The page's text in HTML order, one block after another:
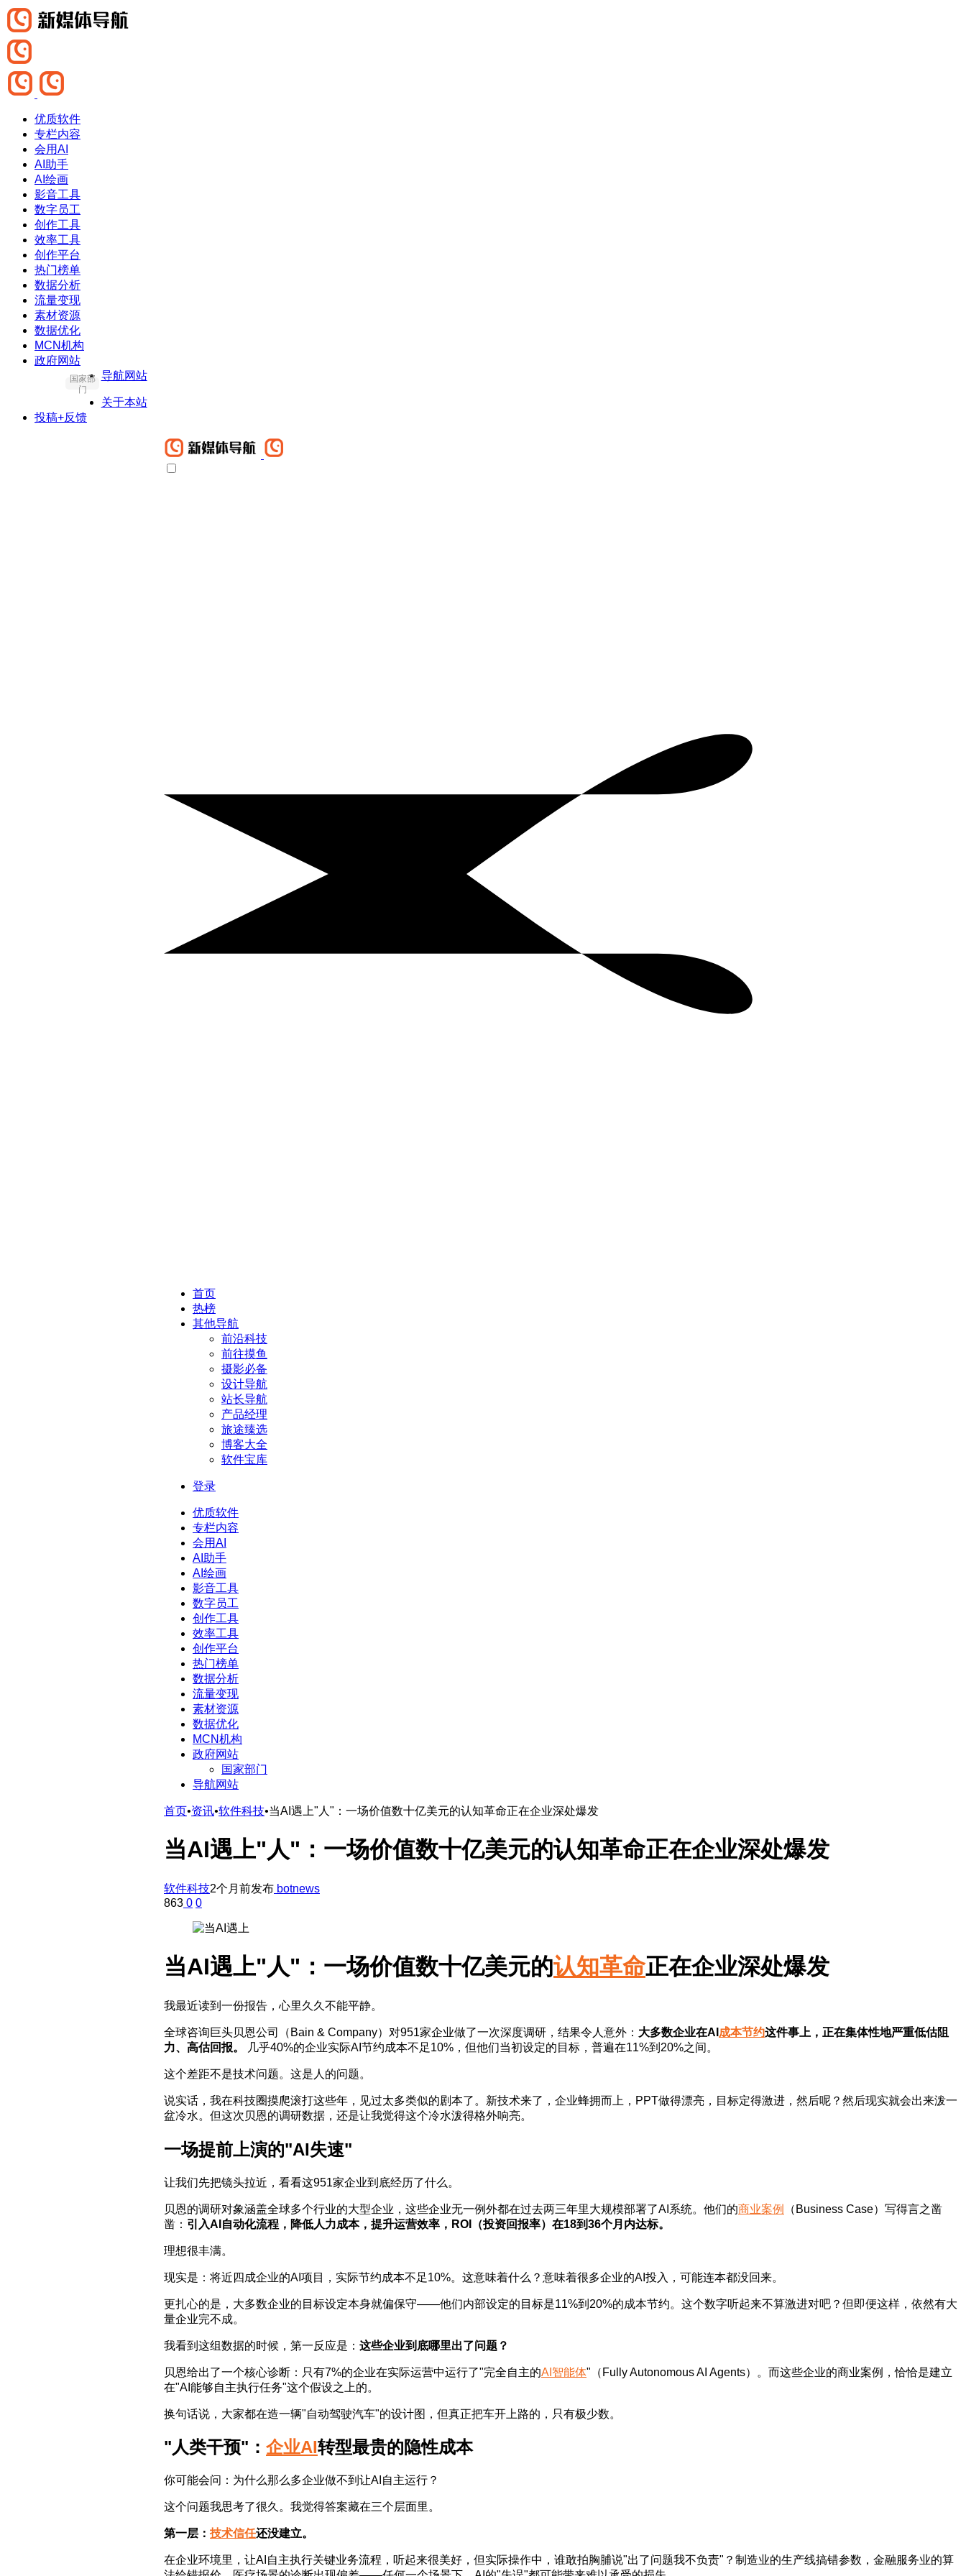
优质软件
专栏内容
会用AI
AI助手
AI绘画
影音工具
数字员工
创作工具
效率工具
创作平台
热门榜单
数据分析
流量变现
素材资源
数据优化
MCN机构
政府网站
国家部
门
导航网站
关于本站
投稿+反馈
首页
热榜
其他导航
前沿科技
前往摸鱼
摄影必备
设计导航
站长导航
产品经理
旅途臻选
博客大全
软件宝库
登录
优质软件
专栏内容
会用AI
AI助手
AI绘画
影音工具
数字员工
创作工具
效率工具
创作平台
热门榜单
数据分析
流量变现
素材资源
数据优化
MCN机构
政府网站
国家部门
导航网站
首页•资讯•软件科技•当AI遇上"人"：一场价值数十亿美元的认知革命正在企业深处爆发
当AI遇上"人"：一场价值数十亿美元的认知革命正在企业深处爆发
软件科技2个月前发布 botnews
863 0 0
当AI遇上"人"：一场价值数十亿美元的认知革命正在企业深处爆发
我最近读到一份报告，心里久久不能平静。
全球咨询巨头贝恩公司（Bain & Company）对951家企业做了一次深度调研，结果令人意外： 大多数企业在AI 成本节约这件事上，正在集体性地严重低估阻
力、高估回报。
几乎40%的企业实际AI节约成本不足10%，但他们当初设定的目标，普遍在11%到20%之间。
这个差距不是技术问题。这是人的问题。
说实话，我在科技圈摸爬滚打这些年，见过太多类似的剧本了。新技术来了，企业蜂拥而上，PPT做得漂亮，目标定得激进，然后呢？然后现实就会出来泼一
盆冷水。但这次贝恩的调研数据，还是让我觉得这个冷水泼得格外响亮。
一场提前上演的"AI失速"
让我们先把镜头拉近，看看这951家企业到底经历了什么。
贝恩的调研对象涵盖全球多个行业的大型企业，这些企业无一例外都在过去两三年里大规模部署了AI系统。他们的商业案例
（Business Case）写得言之凿
凿： 引入AI自动化流程，降低人力成本，提升运营效率，ROI（投资回报率）在18到36个月内达标。
理想很丰满。
现实是：将近四成企业的AI项目，实际节约成本不足10%。这意味着什么？意味着很多企业的AI投入，可能连本都没回来。
更扎心的是，大多数企业的目标设定本身就偏保守——他们内部设定的目标是11%到20%的成本节约。这个数字听起来不算激进对吧？但即便这样，依然有大
量企业完不成。
我看到这组数据的时候，第一反应是： 这些企业到底哪里出了问题？
贝恩给出了一个核心诊断：只有7%的企业在实际运营中运行了"完全自主的AI智能体"（Fully Autonomous AI Agents）。而这些企业的商业案例，恰恰是建立
在"AI能够自主执行任务"这个假设之上的。
换句话说，大家都在造一辆"自动驾驶汽车"的设计图，但真正把车开上路的，只有极少数。
"人类干预"： 企业AI转型最贵的隐性成本
你可能会问：为什么那么多企业做不到让AI自主运行？
这个问题我思考了很久。我觉得答案藏在三个层面里。
第一层： 技术信任还没建立。
在企业环境里，让AI自主执行关键业务流程，听起来很美好，但实际操作中，谁敢拍胸脯说"出了问题我不负责"？制造业的生产线搞错参数，金融服务业的算